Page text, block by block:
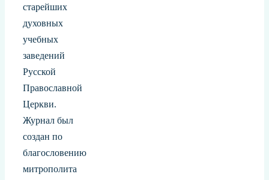
старейших
духовных
учебных
заведений
Русской
Православной
Церкви.
Журнал был
создан по
благословению
митрополита